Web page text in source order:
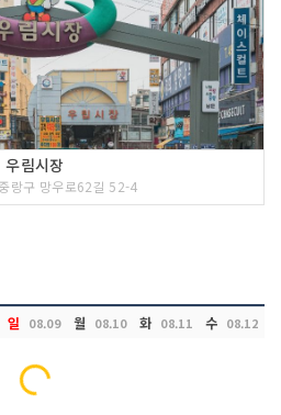
우림시장
랑구 망우로62길 52-4
일 08.09 월 08.10 화 08.11 수 08.12
Loading...